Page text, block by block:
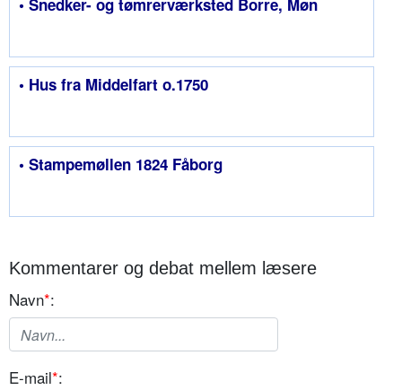
• Snedker- og tømrerværksted Borre, Møn
• Hus fra Middelfart o.1750
• Stampemøllen 1824 Fåborg
Kommentarer og debat mellem læsere
Navn*:
E-mail*: